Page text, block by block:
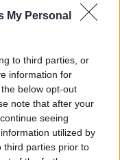
My Personal
to third parties, or
information for
below opt-out
note that after your
seeing
utilized by
third parties prior to
“la
di una
genere”.
non è solo un
un habitat ricco
secondo la
Repubblica di